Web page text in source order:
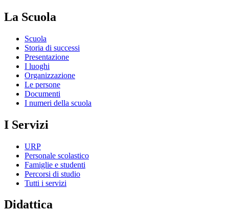
La Scuola
Scuola
Storia di successi
Presentazione
I luoghi
Organizzazione
Le persone
Documenti
I numeri della scuola
I Servizi
URP
Personale scolastico
Famiglie e studenti
Percorsi di studio
Tutti i servizi
Didattica